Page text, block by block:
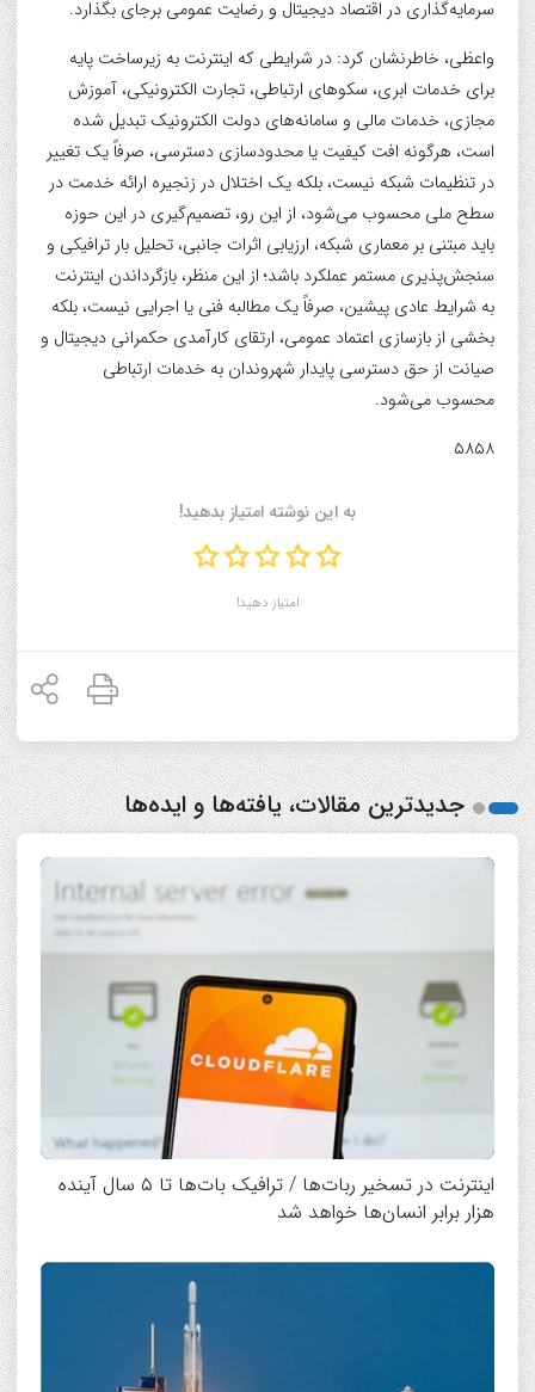
سرمایه‌گذاری در اقتصاد دیجیتال و رضایت عمومی برجای بگذارد.
واعظی، خاطرنشان کرد: در شرایطی که اینترنت به زیرساخت پایه
برای خدمات ابری، سکوهای ارتباطی، تجارت الکترونیکی، آموزش
مجازی، خدمات مالی و سامانه‌های دولت الکترونیک تبدیل شده
است، هرگونه افت کیفیت یا محدودسازی دسترسی، صرفاً یک تغییر
در تنظیمات شبکه نیست، بلکه یک اختلال در زنجیره ارائه خدمت در
سطح ملی محسوب می‌شود، از این رو، تصمیم‌گیری در این حوزه
باید مبتنی بر معماری شبکه، ارزیابی اثرات جانبی، تحلیل بار ترافیکی و
سنجش‌پذیری مستمر عملکرد باشد؛ از این منظر، بازگرداندن اینترنت
به شرایط عادی پیشین، صرفاً یک مطالبه فنی یا اجرایی نیست، بلکه
بخشی از بازسازی اعتماد عمومی، ارتقای کارآمدی حکمرانی دیجیتال و
صیانت از حق دسترسی پایدار شهروندان به خدمات ارتباطی
محسوب می‌شود.
۵۸۵۸
به این نوشته امتیاز بدهید!
امتیاز دهید!
جدیدترین مقالات، یافته‌ها و ایده‌ها
اینترنت در تسخیر ربات‌ها / ترافیک بات‌ها تا ۵ سال آینده
هزار برابر انسان‌ها خواهد شد